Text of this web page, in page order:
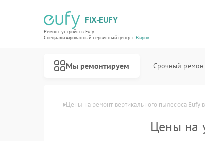
FIX-EUFY
Ремонт устройств Eufy
Специализированный cервисный центр г.Киров
Мы ремонтируем Срочный
Цены Цены на ремонт вертикального пылесоса Eufy
Цены на